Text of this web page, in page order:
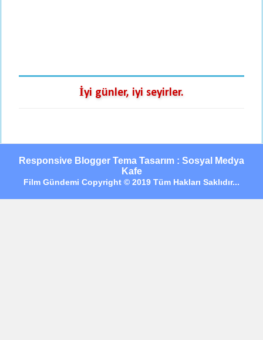
İyi günler, iyi seyirler.
Responsive Blogger Tema Tasarım : Sosyal Medya
Kafe
Film Gündemi Copyright © 2019 Tüm Hakları Saklıdır...